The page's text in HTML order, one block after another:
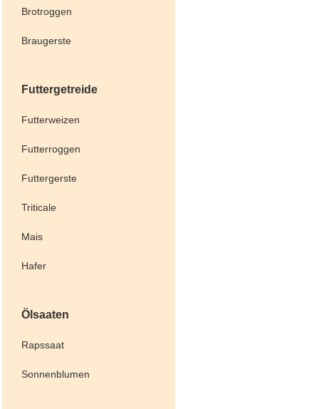
Brotroggen
Braugerste
Futtergetreide
Futterweizen
Futterroggen
Futtergerste
Triticale
Mais
Hafer
Ölsaaten
Rapssaat
Sonnenblumen